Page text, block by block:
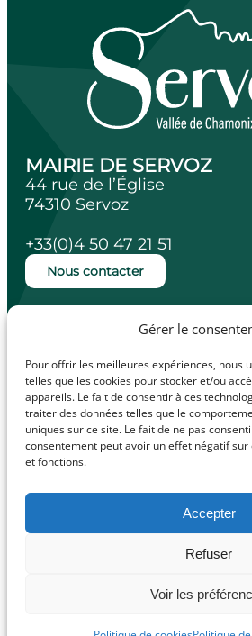
Gérer le
Pour offrir les meilleures expériences, nous
telles que les cookies pour stocker et/ou
appareils. Le fait de consentir à ces
traiter des données telles que le
uniques sur ce site. Le fait de ne pas
consentement peut avoir un effet négatif
et fonctions.
Accepter
Refuser
Voir les
MAIRIE DE SERVOZ
44 rue de l’Église
74310 Servoz
+33(0)4 50 47 21 51
Nous contacter
Lundi, mardi, jeudi et
Mercredi de 10h à 12h.
facebook
Mentions légales
Politique de cookies (UE)